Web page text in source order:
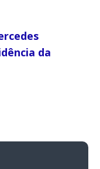
da